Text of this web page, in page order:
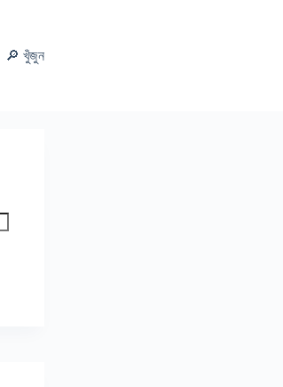
🔎 খুঁজুন